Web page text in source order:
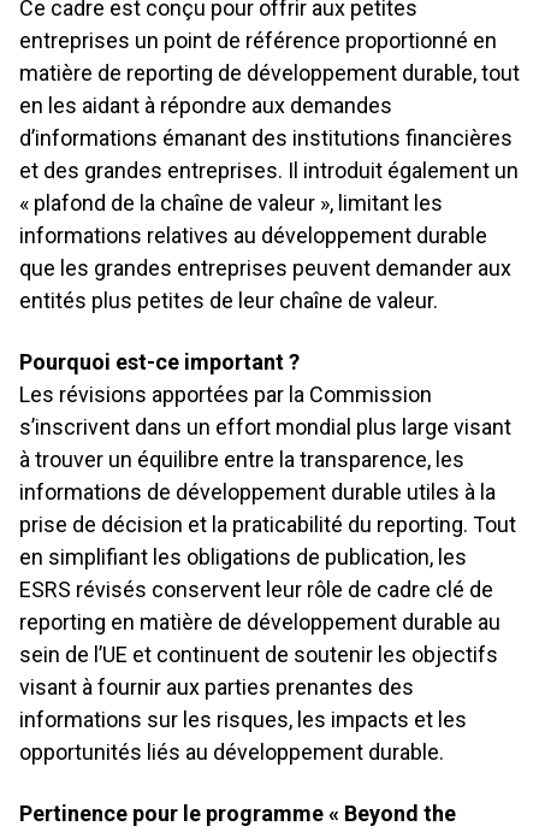
Ce cadre est conçu pour offrir aux petites
entreprises un point de référence proportionné en
matière de reporting de développement durable, tout
en les aidant à répondre aux demandes
d’informations émanant des institutions financières
et des grandes entreprises. Il introduit également un
« plafond de la chaîne de valeur », limitant les
informations relatives au développement durable
que les grandes entreprises peuvent demander aux
entités plus petites de leur chaîne de valeur.
Pourquoi est-ce important ?
Les révisions apportées par la Commission
s’inscrivent dans un effort mondial plus large visant
à trouver un équilibre entre la transparence, les
informations de développement durable utiles à la
prise de décision et la praticabilité du reporting. Tout
en simplifiant les obligations de publication, les
ESRS révisés conservent leur rôle de cadre clé de
reporting en matière de développement durable au
sein de l’UE et continuent de soutenir les objectifs
visant à fournir aux parties prenantes des
informations sur les risques, les impacts et les
opportunités liés au développement durable.
Pertinence pour le programme « Beyond the